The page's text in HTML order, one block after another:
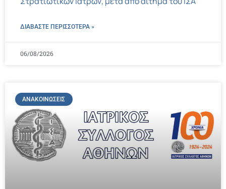
ΔΙΑΒΑΣΤΕ ΠΕΡΙΣΣΌΤΕΡΑ »
06/08/2026
ΑΝΑΚΟΙΝΏΣΕΙΣ